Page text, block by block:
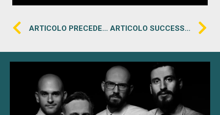
ARTICOLO PRECEDENTE ARTICOLO SUCCESSIVO